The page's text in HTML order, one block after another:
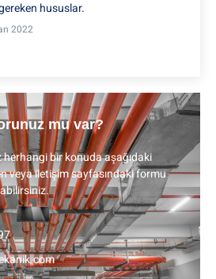
hususlar.
2022
mu var?
herhangi bir konuda aşağıdaki
veya iletişim sayfasındaki formu